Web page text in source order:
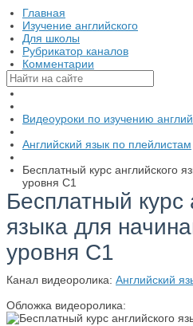
Главная
Изучение английского
Для школы
Рубрикатор каналов
Комментарии
Видеоуроки по изучению
Английский язык по плейлистам
Бесплатный курс английского
уровня С1
Бесплатный курс
языка для
уровня С1
Канал видеоролика: Английский
Обложка видеоролика: